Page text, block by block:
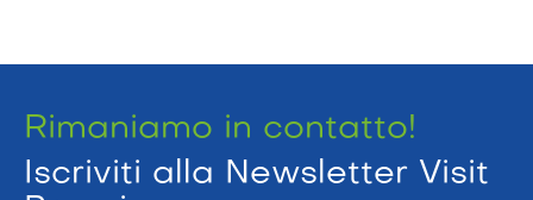
Rimaniamo in contatto!
Iscriviti alla Newsletter Visit